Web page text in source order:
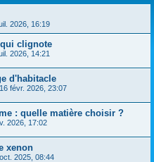
2026, 16:19
clignote
2026, 14:21
d'habitacle
16 févr. 2026, 23:07
: quelle matière choisir ?
2026, 17:02
xenon
2025, 08:44